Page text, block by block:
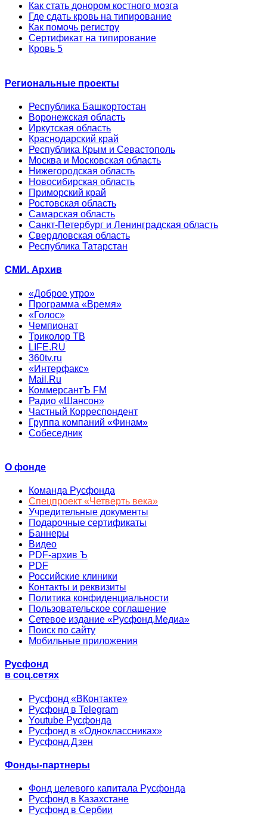
Как стать донором костного мозга
Где сдать кровь на типирование
Как помочь регистру
Сертификат на типирование
Кровь 5
Региональные проекты
Республика Башкортостан
Воронежская область
Иркутская область
Краснодарский край
Республика Крым и Севастополь
Москва и Московская область
Нижегородская область
Новосибирская область
Приморский край
Ростовская область
Самарская область
Санкт-Петербург и Ленинградская область
Свердловская область
Республика Татарстан
СМИ. Архив
«Доброе утро»
Программа «Время»
«Голос»
Чемпионат
Триколор ТВ
LIFE.RU
360tv.ru
«Интерфакс»
Mail.Ru
КоммерсантЪ FM
Радио «Шансон»
Частный Корреспондент
Группа компаний «Финам»
Собеседник
О фонде
Команда Русфонда
Спецпроект «Четверть века»
Учредительные документы
Подарочные сертификаты
Баннеры
Видео
PDF-архив Ъ
PDF
Российские клиники
Контакты и реквизиты
Политика конфиденциальности
Пользовательское соглашение
Сетевое издание «Русфонд.Медиа»
Поиск по сайту
Мобильные приложения
Русфонд
в соц.сетях
Русфонд «ВКонтакте»
Русфонд в Telegram
Youtube Русфонда
Русфонд в «Одноклассниках»
Русфонд.Дзен
Фонды-партнеры
Фонд целевого капитала Русфонда
Русфонд в Казахстане
Русфонд в Сербии